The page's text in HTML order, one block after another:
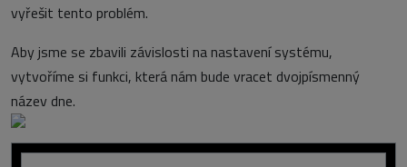
vyřešit tento problém.
Aby jsme se zbavili závislosti na nastavení systému,
vytvoříme si funkci, která nám bude vracet dvojpísmenný
název dne.